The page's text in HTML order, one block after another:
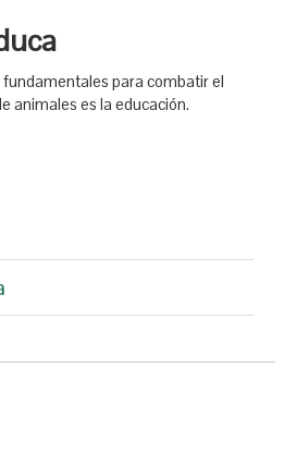
para combatir el
animales es la educación.